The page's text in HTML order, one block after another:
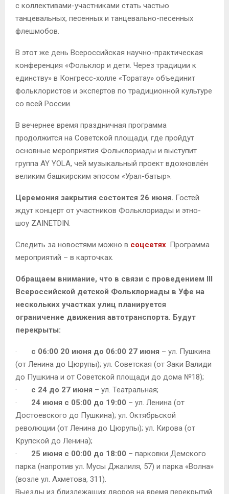
с коллективами-участниками стать частью
танцевальных, песенных и танцевально-песенных
флешмобов.
В этот же день Всероссийская научно-практическая
конференция «Фольклор и дети. Через традиции к
единству» в Конгресс-холле «Торатау» объединит
фольклористов и экспертов по традиционной культуре
со всей России.
В вечернее время праздничная программа
продолжится на Советской площади, где пройдут
основные мероприятия Фольклориады и выступит
группа AY YOLA, чей музыкальный проект вдохновлён
великим башкирским эпосом «Урал-батыр».
Церемония закрытия состоится 26 июня. Гостей
ждут концерт от участников Фольклориады и этно-
шоу ZAINETDIN.
Следить за новостями можно в соцсетях . Программа
мероприятий – в карточках.
Обращаем внимание, что в связи с проведением III
Всероссийской детской Фольклориады в Уфе на
нескольких участках улиц планируется
ограничение движения автотранспорта. Будут
перекрыты:
· с 06:00 20 июня до 06:00 27 июня – ул. Пушкина
(от Ленина до Цюрупы); ул. Советская (от Заки Валиди
до Пушкина и от Советской площади до дома №18);
· с 24 до 27 июня – ул. Театральная;
· 24 июня с 05:00 до 19:00 – ул. Ленина (от
Достоевского до Пушкина); ул. Октябрьской
революции (от Ленина до Цюрупы); ул. Кирова (от
Крупской до Ленина);
· 25 июня с 00:00 до 18:00 – парковки Демского
парка (напротив ул. Мусы Джалиля, 57) и парка «Волна»
(возле ул. Ахметова, 311).
Выезды из близлежащих дворов на время перекрытий